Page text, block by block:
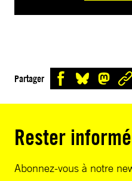
Partager
Rester
Abonnez-vous à notre